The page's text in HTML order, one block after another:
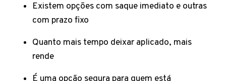
Existem opções com saque imediato e outras
com prazo fixo
Quanto mais tempo deixar aplicado, mais
rende